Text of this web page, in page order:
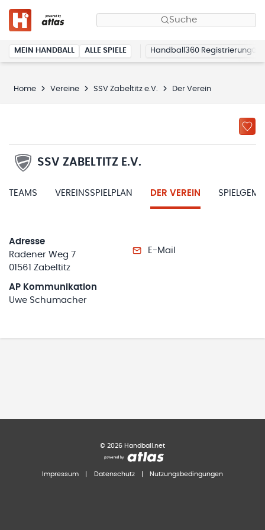
Suche
MEIN HANDBALL ALLE SPIELE Handball360 Registrierung
Home Vereine SSV Zabeltitz e.V. Der Verein
SSV ZABELTITZ E.V.
TEAMS VEREINSSPIELPLAN DER VEREIN
Adresse
Radener Weg 7
01561 Zabeltitz
AP Kommunikation
Uwe Schumacher
E-Mail
© 2026 Handball.net
Impressum Datenschutz Nutzungsbedingungen